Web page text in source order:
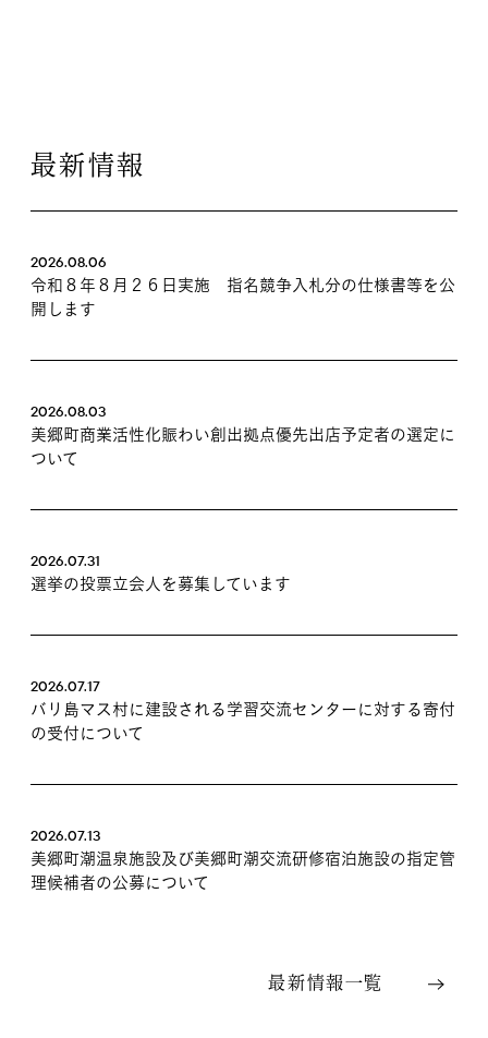
最新情報
2026.08.06
令和８年８月２６日実施 指名競争入札分の仕様書等を公
開します
2026.08.03
美郷町商業活性化賑わい創出拠点優先出店予定者の選定に
ついて
2026.07.31
選挙の投票立会人を募集しています
2026.07.17
バリ島マス村に建設される学習交流センターに対する寄付
の受付について
2026.07.13
美郷町潮温泉施設及び美郷町潮交流研修宿泊施設の指定管
理候補者の公募について
最新情報一覧